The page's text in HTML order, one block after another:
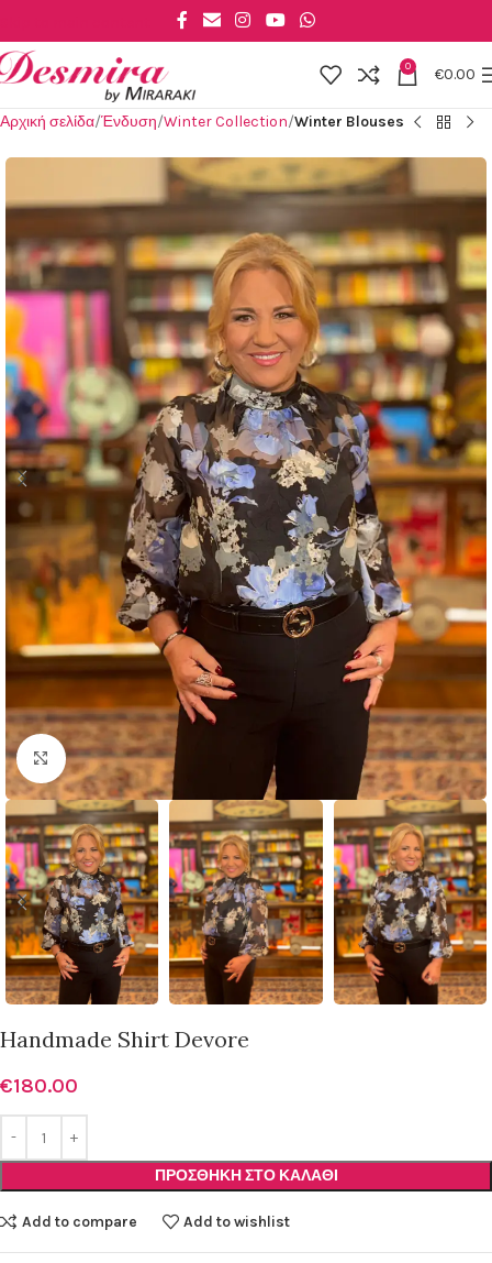
0 €0.00
Αρχική σελίδα Ένδυση Winter Collection Winter Blouses
Click to enlarge
Handmade Shirt Devore
€180.00
ΠΡΟΣΘΉΚΗ ΣΤΟ ΚΑΛΆΘΙ
Add to compare Add to wishlist